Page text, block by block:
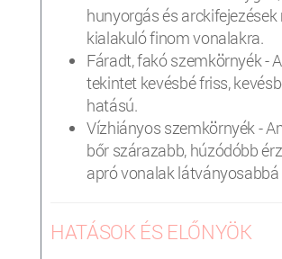
hunyorgás és
kialakuló finom vonalakra.
Fáradt, fakó szemkörnyék -
tekintet kevésbé friss,
hatású.
Vízhiányos szemkörnyék -
bőr szárazabb, húzódóbb
apró vonalak látványosabbá
HATÁSOK ÉS ELŐNYÖK